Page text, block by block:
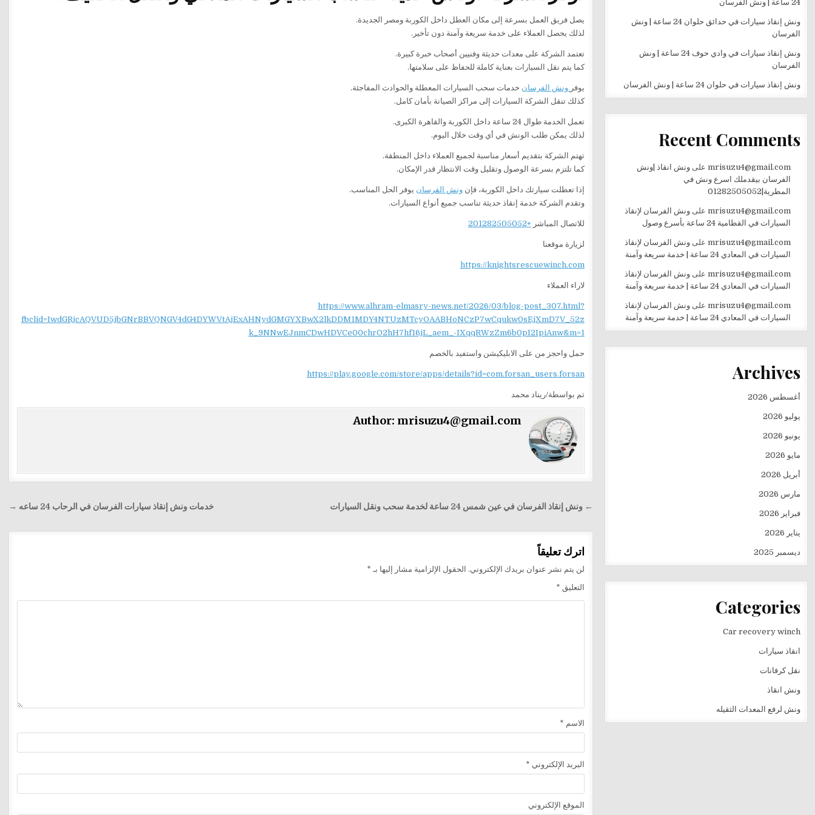
يصل فريق العمل بسرعة إلى مكان العطل داخل الكوربة ومصر الجديدة.
لذلك يحصل العملاء على خدمة سريعة وآمنة دون تأخير.
تعتمد الشركة على معدات حديثة وفنيين أصحاب خبرة كبيرة.
كما يتم نقل السيارات بعناية كاملة للحفاظ على سلامتها.
يوفر ونش الفرسان خدمات سحب السيارات المعطلة والحوادث المفاجئة.
كذلك تنقل الشركة السيارات إلى مراكز الصيانة بأمان كامل.
تعمل الخدمة طوال 24 ساعة داخل الكوربة والقاهرة الكبرى.
لذلك يمكن طلب الونش في أي وقت خلال اليوم.
تهتم الشركة بتقديم أسعار مناسبة لجميع العملاء داخل المنطقة.
كما تلتزم بسرعة الوصول وتقليل وقت الانتظار قدر الإمكان.
إذا تعطلت سيارتك داخل الكوربة، فإنونش الفرسان يوفر الحل المناسب.
وتقدم الشركة خدمة إنقاذ حديثة تناسب جميع أنواع السيارات.
للاتصال المباشر+201282505052
لزيارة موقعنا
https://knightsrescuewinch.com
لاراء العملاء
https://www.alhram-elmasry-news.net/2026/03/blog-post_307.html?
fbclid=IwdGRjcAQVUD5jbGNrBBVQNGV4dG4DYWVtAjExAHNydGMGYXBwX2lkDDM1MDY4NTUzMTcyOAABHoNCzP7wCqukw0sEjXmD7V_52z
k_9NNwEJnmCDwHDVCe00chrO2hH7hf16jL_aem_-IXqqRWzZm6b0pI2IpiAnw&m=1
حمل واحجز من على الابليكيشن واستفيد بالخصم
https://play.google.com/store/apps/details?id=com.forsan_users.forsan
تم بواسطة/ريناد محمد
Author: mrisuzu4@gmail.com
تصفّح خدمات ونش إنقاذ سيارات الفرسان في الرحاب 24 ساعه → ← ونش إنقاذ الفرسان في عين شمس 24 ساعة لخدمة سحب ونقل السيارات
اترك تعليقاً
لن يتم نشر عنوان بريدك الإلكتروني. الحقول الإلزامية مشار إليها بـ *
التعليق *
الاسم *
البريد الإلكتروني *
الموقع الإلكتروني
24 ساعة | ونش الفرسان
ونش إنقاذ سيارات في حدائق حلوان 24 ساعة | ونش
الفرسان
ونش إنقاذ سيارات في وادي حوف 24 ساعة | ونش
الفرسان
ونش إنقاذ سيارات في حلوان 24 ساعة | ونش الفرسان
Recent Comments
mrisuzu4@gmail.comعلى ونش انقاذ |ونش
الفرسان بيقدملك اسرع ونش في
المطرية|01282505052
mrisuzu4@gmail.comعلى ونش الفرسان لإنقاذ
السيارات في القطامية 24 ساعة بأسرع وصول
mrisuzu4@gmail.comعلى ونش الفرسان لإنقاذ
السيارات في المعادي 24 ساعة | خدمة سريعة وآمنة
mrisuzu4@gmail.comعلى ونش الفرسان لإنقاذ
السيارات في المعادي 24 ساعة | خدمة سريعة وآمنة
mrisuzu4@gmail.comعلى ونش الفرسان لإنقاذ
السيارات في المعادي 24 ساعة | خدمة سريعة وآمنة
Archives
أغسطس 2026
يوليو 2026
يونيو 2026
مايو 2026
أبريل 2026
مارس 2026
فبراير 2026
يناير 2026
ديسمبر 2025
Categories
Car recovery winch
انقاذ سيارات
نقل كرفانات
ونش انقاذ
ونش لرفع المعدات الثقيله